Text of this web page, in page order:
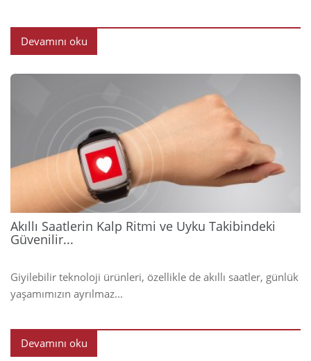
Devamını oku
Akıllı Saatlerin Kalp Ritmi ve Uyku Takibindeki
Güvenilir...
Giyilebilir teknoloji ürünleri, özellikle de akıllı saatler, günlük
yaşamımızın ayrılmaz...
Devamını oku